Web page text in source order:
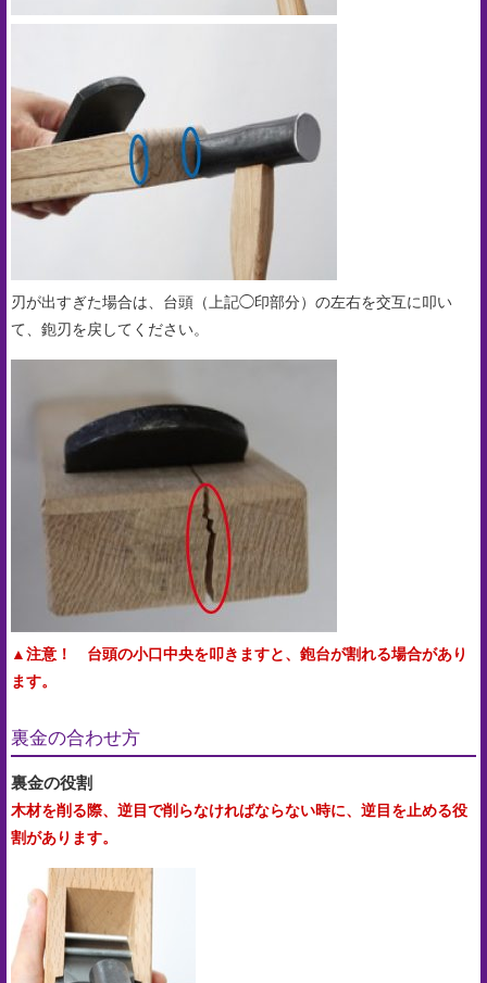
刃が出すぎた場合は、台頭（上記◯印部分）の左右を交互に叩い
て、鉋刃を戻してください。
▲注意！ 台頭の小口中央を叩きますと、鉋台が割れる場合があり
ます。
裏金の合わせ方
裏金の役割
木材を削る際、逆目で削らなければならない時に、逆目を止める役
割があります。